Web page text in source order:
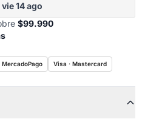
vie 14 ago
$99.990
MercadoPago Visa · Mastercard